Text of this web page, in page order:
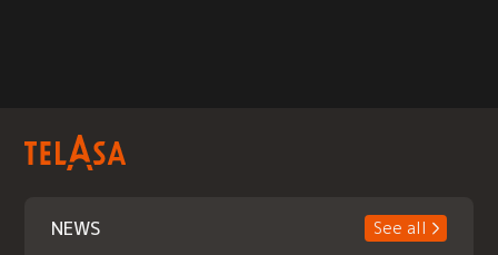
NEWS
See all